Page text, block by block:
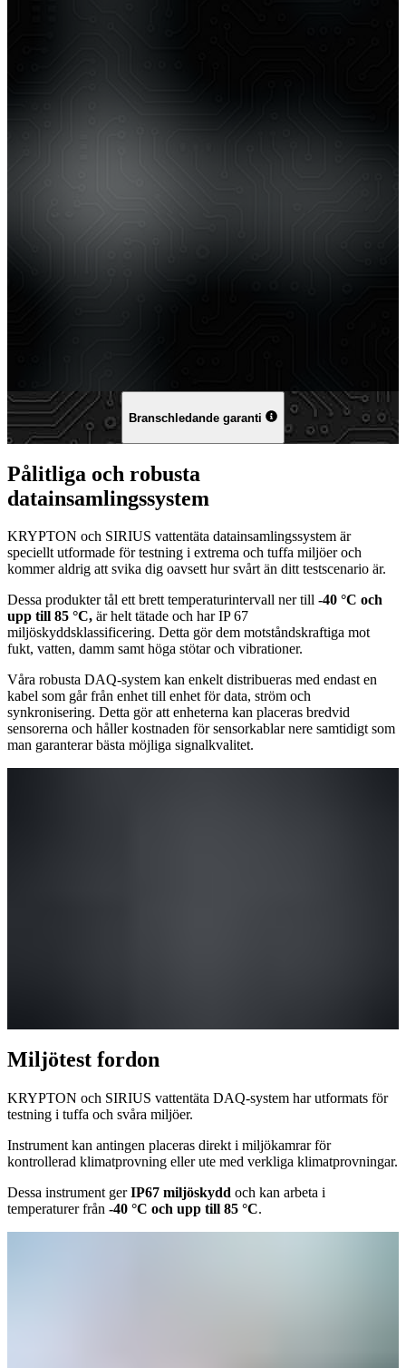
Branschledande garanti
Pålitliga och robusta
datainsamlingssystem
KRYPTON och SIRIUS vattentäta datainsamlingssystem är
speciellt utformade för testning i extrema och tuffa miljöer och
kommer aldrig att svika dig oavsett hur svårt än ditt testscenario är.
Dessa produkter tål ett brett temperaturintervall ner till -40 °C och
upp till 85 °C, är helt tätade och har IP 67
miljöskyddsklassificering. Detta gör dem motståndskraftiga mot
fukt, vatten, damm samt höga stötar och vibrationer.
Våra robusta DAQ-system​​​​​​​ kan enkelt distribueras med endast en
kabel som går från enhet till enhet för data, ström och
synkronisering. Detta gör att enheterna kan placeras bredvid
sensorerna och håller kostnaden för sensorkablar nere samtidigt som
man garanterar bästa möjliga signalkvalitet.
Miljötest fordon
KRYPTON och SIRIUS vattentäta DAQ-system har utformats för
testning i tuffa och svåra miljöer.
Instrument kan antingen placeras direkt i miljökamrar för
kontrollerad klimatprovning eller ute med verkliga klimatprovningar.
Dessa instrument gerIP67 miljöskydd och kan arbeta i
temperaturer från -40 °C och upp till 85 °C.